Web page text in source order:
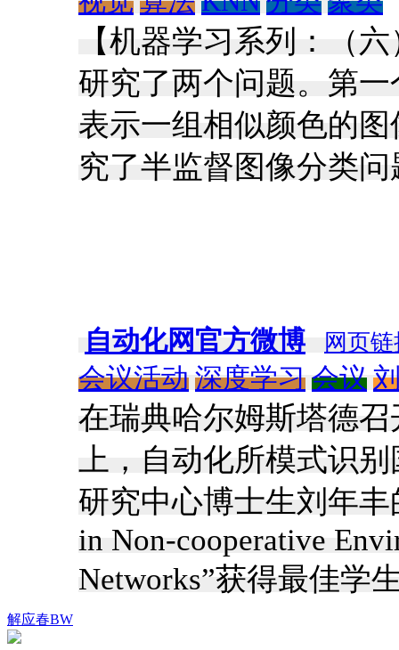
解应春BW
【机器学习系列：（
研究了两个问题。第
表示一组相似颜色的
究了半监督图像分类
自动化网官方微博 网页
会议活动 深度学习 会议
在瑞典哈尔姆斯塔德
上，自动化所模式识
研究中心博士生刘年丰
in Non-cooperative
Networks”获得最佳学